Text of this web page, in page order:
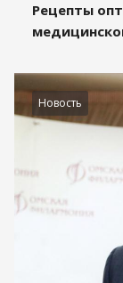
Рецепты
Новость